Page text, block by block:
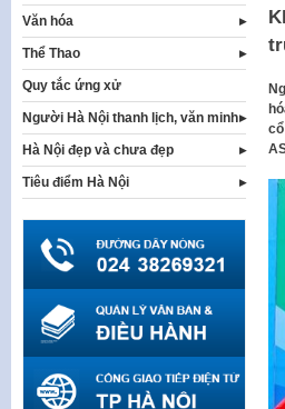
Văn hóa
Thể Thao
Quy tắc ứng xử
Người Hà Nội thanh lịch, văn minh
Hà Nội đẹp và chưa đẹp
Tiêu điểm Hà Nội